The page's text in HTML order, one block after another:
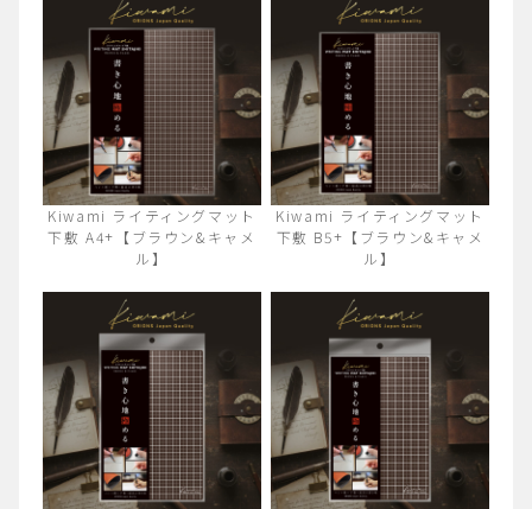
Kiwami ライティングマット
下敷 A4+【ブラウン&キャメ
ル】
Kiwami ライティングマット
下敷 B5+【ブラウン&キャメ
ル】